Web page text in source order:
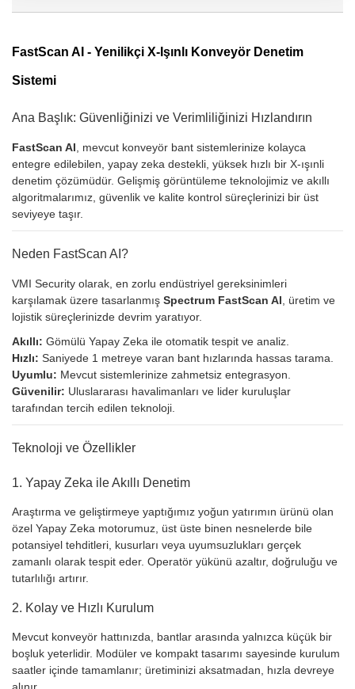
FastScan AI - Yenilikçi X-Işınlı Konveyör Denetim
Sistemi
Ana Başlık: Güvenliğinizi ve Verimliliğinizi Hızlandırın
FastScan AI , mevcut konveyör bant sistemlerinize kolayca
entegre edilebilen, yapay zeka destekli, yüksek hızlı bir X-ışınli
denetim çözümüdür. Gelişmiş görüntüleme teknolojimiz ve akıllı
algoritmalarımız, güvenlik ve kalite kontrol süreçlerinizi bir üst
seviyeye taşır.
Neden FastScan AI?
VMI Security olarak, en zorlu endüstriyel gereksinimleri
karşılamak üzere tasarlanmış Spectrum FastScan AI , üretim ve
lojistik süreçlerinizde devrim yaratıyor.
Akıllı: Gömülü Yapay Zeka ile otomatik tespit ve analiz.
Hızlı: Saniyede 1 metreye varan bant hızlarında hassas tarama.
Uyumlu: Mevcut sistemlerinize zahmetsiz entegrasyon.
Güvenilir: Uluslararası havalimanları ve lider kuruluşlar
tarafından tercih edilen teknoloji.
Teknoloji ve Özellikler
1. Yapay Zeka ile Akıllı Denetim
Araştırma ve geliştirmeye yaptığımız yoğun yatırımın ürünü olan
özel Yapay Zeka motorumuz, üst üste binen nesnelerde bile
potansiyel tehditleri, kusurları veya uyumsuzlukları gerçek
zamanlı olarak tespit eder. Operatör yükünü azaltır, doğruluğu ve
tutarlılığı artırır.
2. Kolay ve Hızlı Kurulum
Mevcut konveyör hattınızda, bantlar arasında yalnızca küçük bir
boşluk yeterlidir. Modüler ve kompakt tasarımı sayesinde kurulum
saatler içinde tamamlanır; üretiminizi aksatmadan, hızla devreye
alınır.